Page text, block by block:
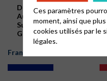
Délégué:
Augusto Gil Miliam
,
Suppléant:
Gabriela LEAL(Église
France
Ces paramètres
moment, ainsi que
cookies utilisés par le
légales.